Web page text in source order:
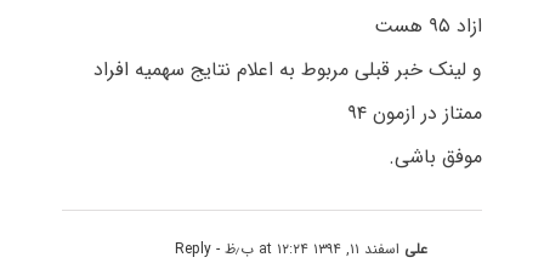
ازاد ۹۵ هست
و لینک خبر قبلی مربوط به اعلام نتایج سهمیه افراد
ممتاز در ازمون ۹۴
موفق باشی.
علی اسفند ۱۱, ۱۳۹۴ at ۱۲:۲۴ ب٫ظ - Reply